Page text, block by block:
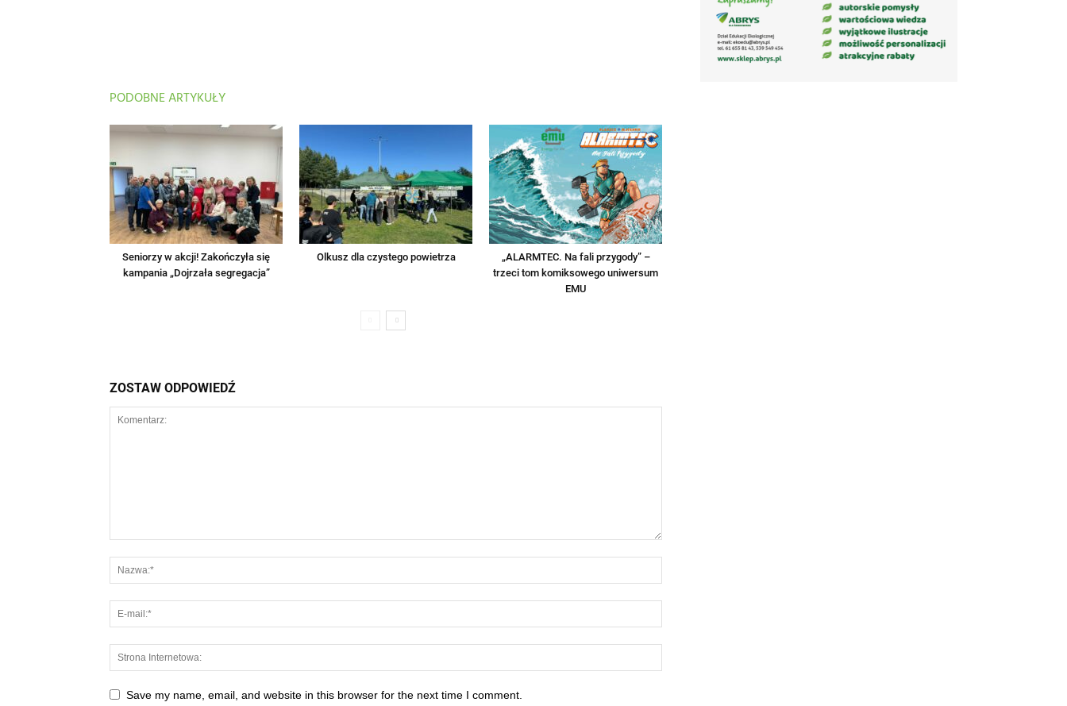
PODOBNE ARTYKUŁY
Seniorzy w akcji! Zakończyła się
kampania „Dojrzała segregacja”
Olkusz dla czystego powietrza
„ALARMTEC. Na fali przygody” –
trzeci tom komiksowego uniwersum
EMU
ZOSTAW ODPOWIEDŹ
Save my name, email, and website in this browser for the next time I comment.